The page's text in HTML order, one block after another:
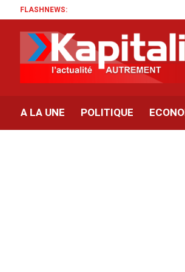
FLASHNEWS:
A LA UNE POLITIQUE